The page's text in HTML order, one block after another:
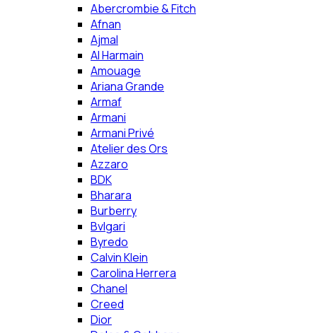
Abercrombie & Fitch
Afnan
Ajmal
Al Harmain
Amouage
Ariana Grande
Armaf
Armani
Armani Privé
Atelier des Ors
Azzaro
BDK
Bharara
Burberry
Bvlgari
Byredo
Calvin Klein
Carolina Herrera
Chanel
Creed
Dior